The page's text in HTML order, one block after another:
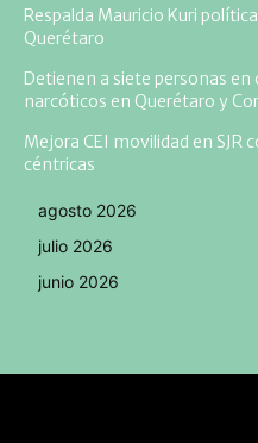
Respalda Mauricio Kuri
Querétaro
Detienen a siete personas
narcóticos en Querétaro y
Mejora CEI movilidad en SJR
céntricas
agosto 2026
julio 2026
junio 2026